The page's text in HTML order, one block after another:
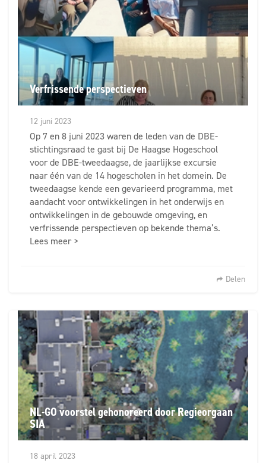
Verfrissende perspectieven
12 juni 2023
Op 7 en 8 juni 2023 waren de leden van de DBE-
stichtingsraad te gast bij De Haagse Hogeschool
voor de DBE-tweedaagse, de jaarlijkse excursie
naar één van de 14 hogescholen in het domein. De
tweedaagse kende een gevarieerd programma, met
aandacht voor ontwikkelingen in het onderwijs en
ontwikkelingen in de gebouwde omgeving, en
verfrissende perspectieven op bekende thema’s.
Lees meer >
Delen
NL-GO voorstel gehonoreerd door Regieorgaan
SIA
18 april 2023